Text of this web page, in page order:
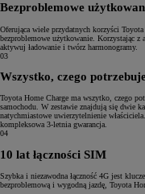
Bezproblemowe
Oferująca wiele przydatnych korzyści
bezproblemowe użytkowanie. Korzystając
aktywuj ładowanie i twórz harmonogramy.
03
Wszystko, czego
Toyota Home Charge ma wszytko, czego
samochodu. W zestawie znajdują się dwie
natychmiastowe uwierzytelnienie
kompleksowa 3-letnia gwarancja.
04
10 lat łączności SIM
Szybka i niezawodna łączność 4G jest
bezproblemową i wygodną jazdę, Toyota